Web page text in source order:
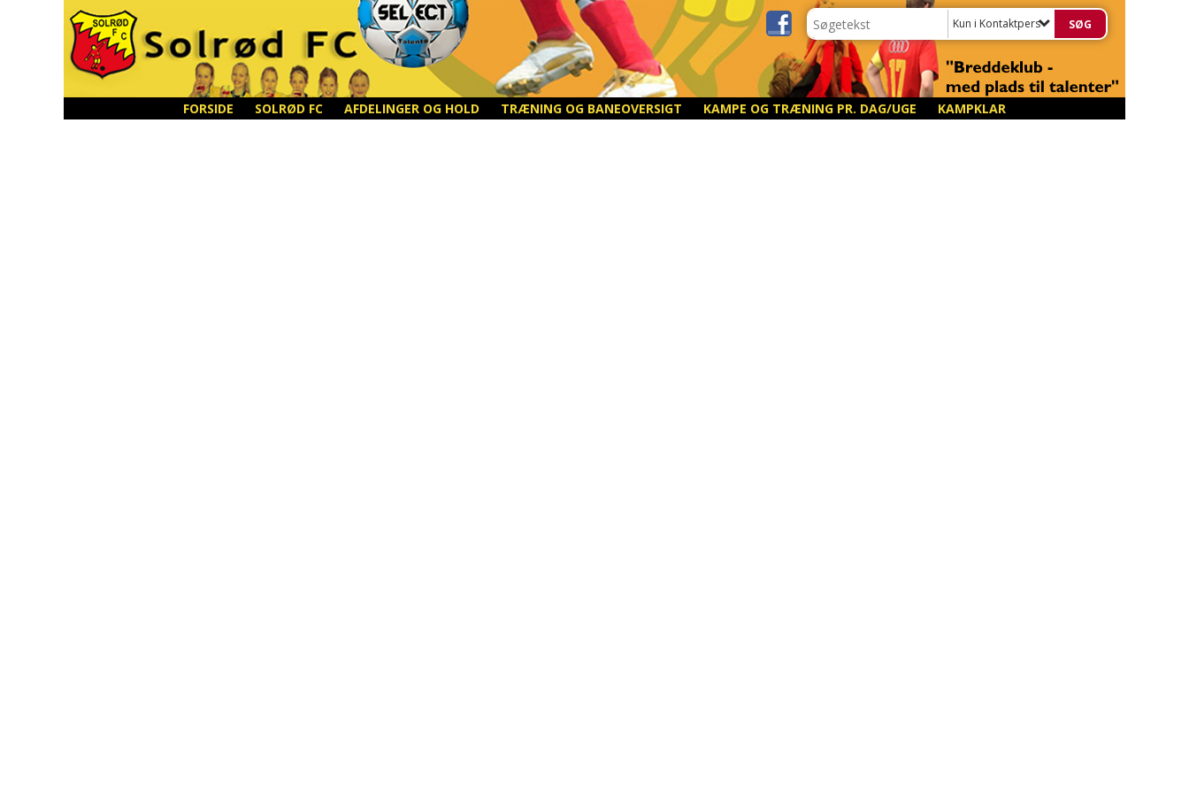
Kun i Kontaktpersoner
FORSIDE SOLRØD FC AFDELINGER OG HOLD TRÆNING OG BANEOVERSIGT KAMPE OG TRÆNING PR. DAG/UGE KAMPKLAR